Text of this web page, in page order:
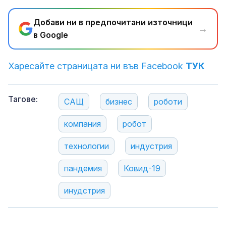
Добави ни в предпочитани източници
в Google
→
Харесайте страницата ни във Facebook ТУК
Тагове: САЩ бизнес роботи
компания робот
технологии индустрия
пандемия Ковид-19
инудстрия